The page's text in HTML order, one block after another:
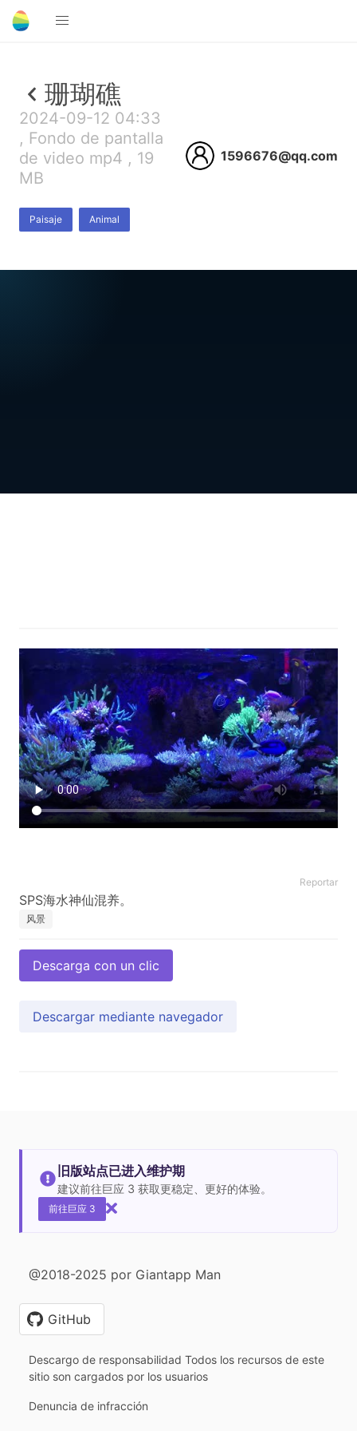
珊瑚礁
2024-09-12 04:33
, Fondo de pantalla
de video mp4 , 19
MB
Paisaje Animal
1596676@qq.com
Reportar
风景
Descarga con un clic
Descargar mediante navegador
旧版站点已进入维护期
建议前往巨应 3 获取更稳定、更好的体验。
前往巨应 3
@2018-2025 por Giantapp Man
GitHub
Descargo de responsabilidad Todos los recursos de este
sitio son cargados por los usuarios
Denuncia de infracción